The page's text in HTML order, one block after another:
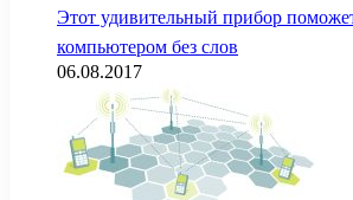
Этот удивительный прибор
компьютером без слов
06.08.2017